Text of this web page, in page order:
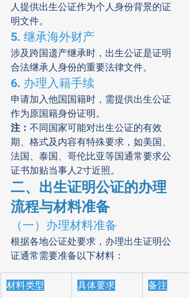
人提供出生公证作为个人身份背景的证
明文件。
5. 继承海外财产
涉及跨国遗产继承时，出生公证是证明
合法继承人身份的重要法律文件。
6. 办理入籍手续
申请加入他国国籍时，需提供出生公证
作为原国籍身份证明。
注： 不同国家可能对出生公证的有效
期、格式及内容有特殊要求，如美国、
法国、泰国、哥伦比亚等国通常要求公
证书加贴当事人2寸近照。
二、出生证明公证的办理
流程与材料准备
（一）办理材料准备
根据各地公证处要求，办理出生证明公
证通常需要准备以下材料：
材料类型 具体要求 备注